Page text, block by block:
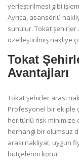
yerleştirilmesi gibi
Ayrıca, asansörlü
sunulur. Tokat şehirler
özelleştirilmiş nakliye
Tokat
Avantajları
Tokat şehirler arası
Profesyonel bir ekiple
her türlü risk minimize
herhangi bir olumsuz
arası nakliyat, uygun
bütçelerini korur.